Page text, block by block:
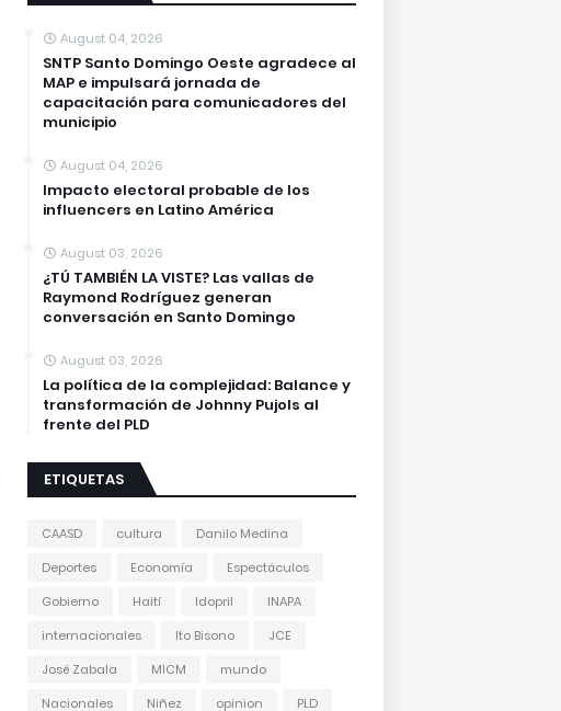
August 04, 2026
SNTP Santo Domingo Oeste agradece al
MAP e impulsará jornada de
capacitación para comunicadores del
municipio
August 04, 2026
Impacto electoral probable de los
influencers en Latino América
August 03, 2026
¿TÚ TAMBIÉN LA VISTE? Las vallas de
Raymond Rodríguez generan
conversación en Santo Domingo
August 03, 2026
La política de la complejidad: Balance y
transformación de Johnny Pujols al
frente del PLD
ETIQUETAS
CAASD cultura
Danilo Medina
Deportes
Economía
Espectáculos
Gobierno
Haití Idopril
INAPA
internacionales
Ito Bisono
JCE
José Zabala
MICM
mundo
Nacionales
Niñez opinion
PLD